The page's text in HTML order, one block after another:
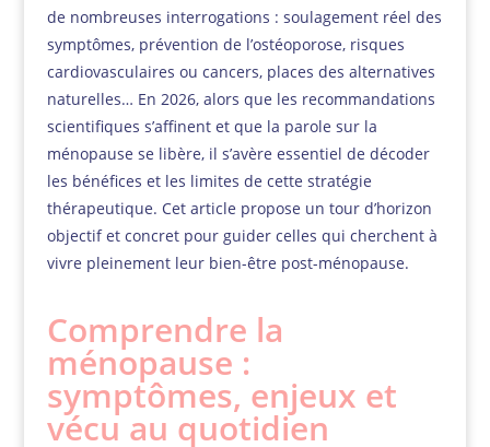
de nombreuses interrogations : soulagement réel des
symptômes, prévention de l’ostéoporose, risques
cardiovasculaires ou cancers, places des alternatives
naturelles… En 2026, alors que les recommandations
scientifiques s’affinent et que la parole sur la
ménopause se libère, il s’avère essentiel de décoder
les bénéfices et les limites de cette stratégie
thérapeutique. Cet article propose un tour d’horizon
objectif et concret pour guider celles qui cherchent à
vivre pleinement leur bien-être post-ménopause.
Comprendre la
ménopause :
symptômes, enjeux et
vécu au quotidien